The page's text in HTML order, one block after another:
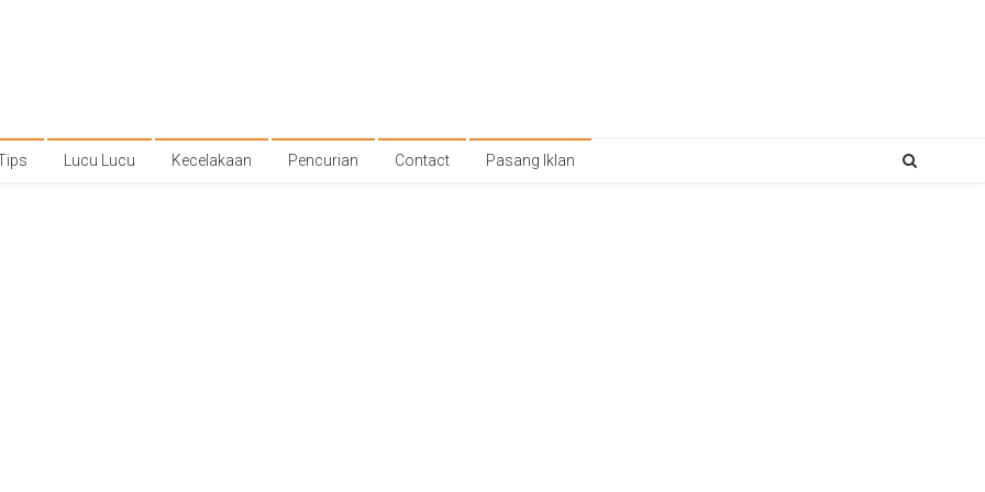
Lucu Lucu Kecelakaan Pencurian Contact Pasang Iklan